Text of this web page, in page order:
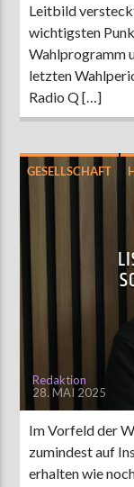
Leitbild
wichtigsten
Wahlprogramm
letzten
Radio Q […]
GESELLSCHAFT
Redaktion
28. MAI 2025
Im Vorfeld der
zumindest auf
erhalten wie